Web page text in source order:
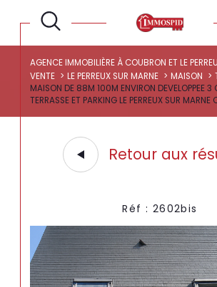
AGENCE IMMOBILIÈRE À COUBRON ET LE
VENTE
LE PERREUX SUR MARNE MAISON
MAISON DE 88M 100M ENVIRON DEVELOPPEE 3
TERRASSE ET PARKING LE PERREUX SUR MARNE
Retour aux
Réf : 2602bis